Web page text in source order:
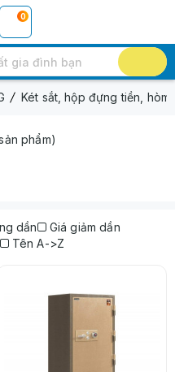
0
Két sắt, hộp đựng tiền, hòm
phẩm)
dần
Giá giảm dần
Tên A->Z